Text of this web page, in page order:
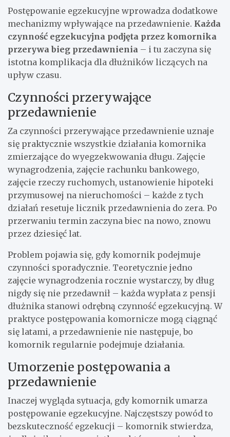
Postępowanie egzekucyjne wprowadza dodatkowe
mechanizmy wpływające na przedawnienie. Każda
czynność egzekucyjna podjęta przez komornika
przerywa bieg przedawnienia – i tu zaczyna się
istotna komplikacja dla dłużników liczących na
upływ czasu.
Czynności przerywające
przedawnienie
Za czynności przerywające przedawnienie uznaje
się praktycznie wszystkie działania komornika
zmierzające do wyegzekwowania długu. Zajęcie
wynagrodzenia, zajęcie rachunku bankowego,
zajęcie rzeczy ruchomych, ustanowienie hipoteki
przymusowej na nieruchomości – każde z tych
działań resetuje licznik przedawnienia do zera. Po
przerwaniu termin zaczyna biec na nowo, znowu
przez dziesięć lat.
Problem pojawia się, gdy komornik podejmuje
czynności sporadycznie. Teoretycznie jedno
zajęcie wynagrodzenia rocznie wystarczy, by dług
nigdy się nie przedawnił – każda wypłata z pensji
dłużnika stanowi odrębną czynność egzekucyjną. W
praktyce postępowania komornicze mogą ciągnąć
się latami, a przedawnienie nie następuje, bo
komornik regularnie podejmuje działania.
Umorzenie postępowania a
przedawnienie
Inaczej wygląda sytuacja, gdy komornik umarza
postępowanie egzekucyjne. Najczęstszy powód to
bezskuteczność egzekucji – komornik stwierdza,